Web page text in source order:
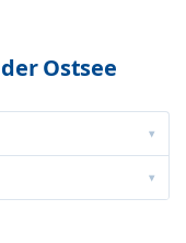
Ostsee
▾
▾